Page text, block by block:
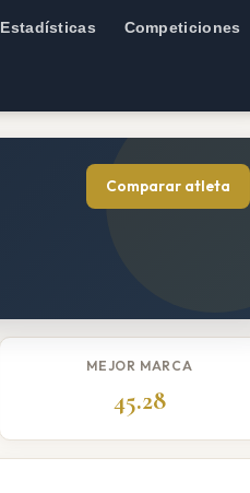
Estadísticas Competiciones
Comparar atleta
MEJOR MARCA
45.28